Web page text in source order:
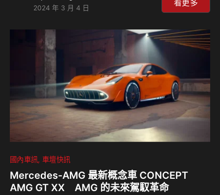
間，以春遊泡湯為題，推出訂房熱門的「礁溪老爺酒店」套
3/5(二)上午9:00開始，開放車主於Lexus Plus App線上預
訂，與家人好友共享春遊樂趣，以一池泉水，洗去城市的嘈雜
與繁忙。 礁溪老爺酒店奢華渡假的療癒之湯 礁溪老爺酒店坐
擁山嵐、俯瞰蘭陽平原美景，美人…
2024 年 3 月 4 日
看更多
國內車訊 車壇快訊
Mercedes-AMG 最新概念車 CONCEPT
AMG GT XX AMG 的未來駕馭革命